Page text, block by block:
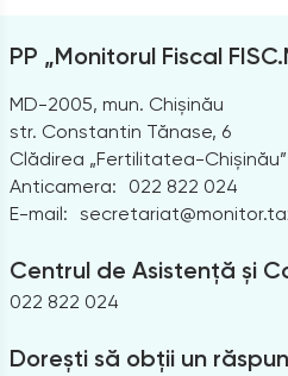
PP „Monitorul Fiscal
MD-2005, mun. Chișinău
str. Constantin Tănase, 6
Clădirea „Fertilitatea-
Anticamera:
022 822 024
E-mail:
Centrul de Asistență și
022 822 024
Dorești să obții un